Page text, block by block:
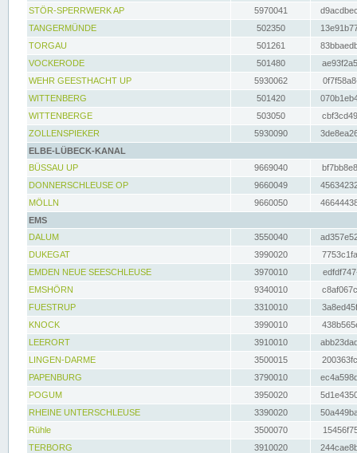
STÖR-SPERRWERK AP 5970041
TANGERMÜNDE
502350
TORGAU
501261
VOCKERODE
501480
WEHR GEESTHACHT UP
5930062
WITTENBERG
501420
WITTENBERGE
503050
ZOLLENSPIEKER
5930090
ELBE-LÜBECK-KANAL
BÜSSAU UP
9669040
DONNERSCHLEUSE OP
9660049
MÖLLN
9660050
EMS
DALUM
3550040
DUKEGAT
3990020
EMDEN NEUE SEESCHLEUSE
3970010
EMSHÖRN
9340010
FUESTRUP
3310010
KNOCK
3990010
LEERORT
3910010
LINGEN-DARME
3500015
PAPENBURG
3790010
POGUM
3950020
RHEINE UNTERSCHLEUSE
3390020
Rühle
3500070
TERBORG
3910020